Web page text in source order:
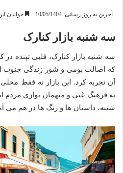
آخرین به روز رسانی: 10/05/1404 خواندن این مطلب 18
سه شنبه بازار کنارک
سه شنبه بازار کنارک، قلبی تپنده
که اصالت بومی و شور زندگی جنوب
آن تجربه کرد. این بازار نه فقط
به فرهنگ غنی و میهمان نوازی مردم
شنبه، داستان ها و رنگ ها در هم می